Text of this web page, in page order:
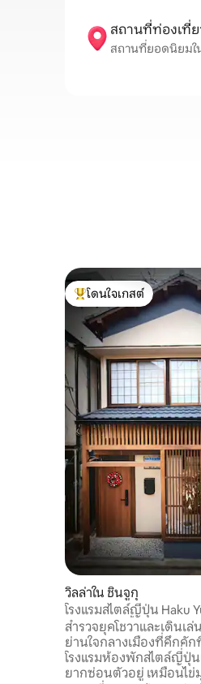
สถานที่ท่องเที่ย
สถานที่ยอดนิยมใน
โดนใจเกสต์ที่สุด
โดนใจเกสต์
วิลล่าใน ชินจูกุ
โรงแรมสไตล์ญี่ปุ่น Haku
ปรับอากาศทั้งบ้าน/ระบบ
พื้นทั้งบ้าน/ย่านฮันบันใน
ชินจูกุ 4 นาที/รองรับได้สู
สำรวจยุคโชวาและเดินเ
ย่านใจกลางเมืองที่คึกคัก
โรงแรมห้องพักสไตล์ญี่ปุ่
ยากซ่อนตัวอยู่ เหมือนไข่